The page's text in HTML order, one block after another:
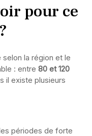
pour ce
selon la région et le
: entre 80 et 120
il existe plusieurs
périodes de forte